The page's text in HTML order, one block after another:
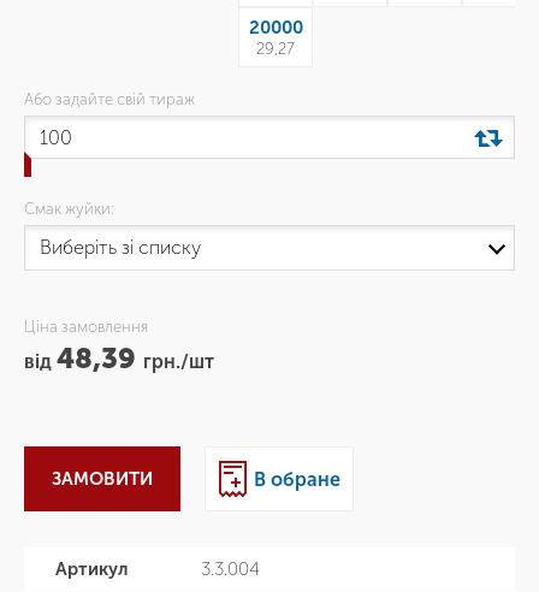
20000
29,27
Або задайте свій тираж
Смак жуйки:
Ціна замовлення
від 48,39 грн./шт
ЗАМОВИТИ В обране
Артикул 3.3.004